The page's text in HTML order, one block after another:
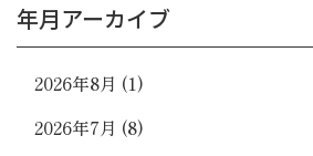
年月アーカイブ
2026年8月 (1)
2026年7月 (8)